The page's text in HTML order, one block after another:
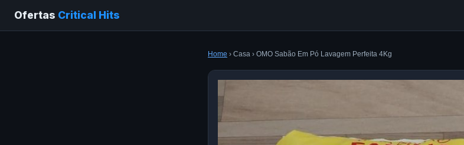
Ofertas Critical Hits
Home › Casa › OMO Sabão Em Pó Lavagem Perfeita 4Kg